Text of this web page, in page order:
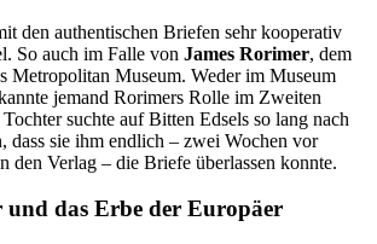
den authentischen Briefen sehr kooperativ
So auch im Falle von James Rorimer, dem
Metropolitan Museum. Weder im Museum
jemand Rorimers Rolle im Zweiten
suchte auf Bitten Edsels so lang nach
dass sie ihm endlich – zwei Wochen vor
den Verlag – die Briefe überlassen konnte.
und das Erbe der Europäer